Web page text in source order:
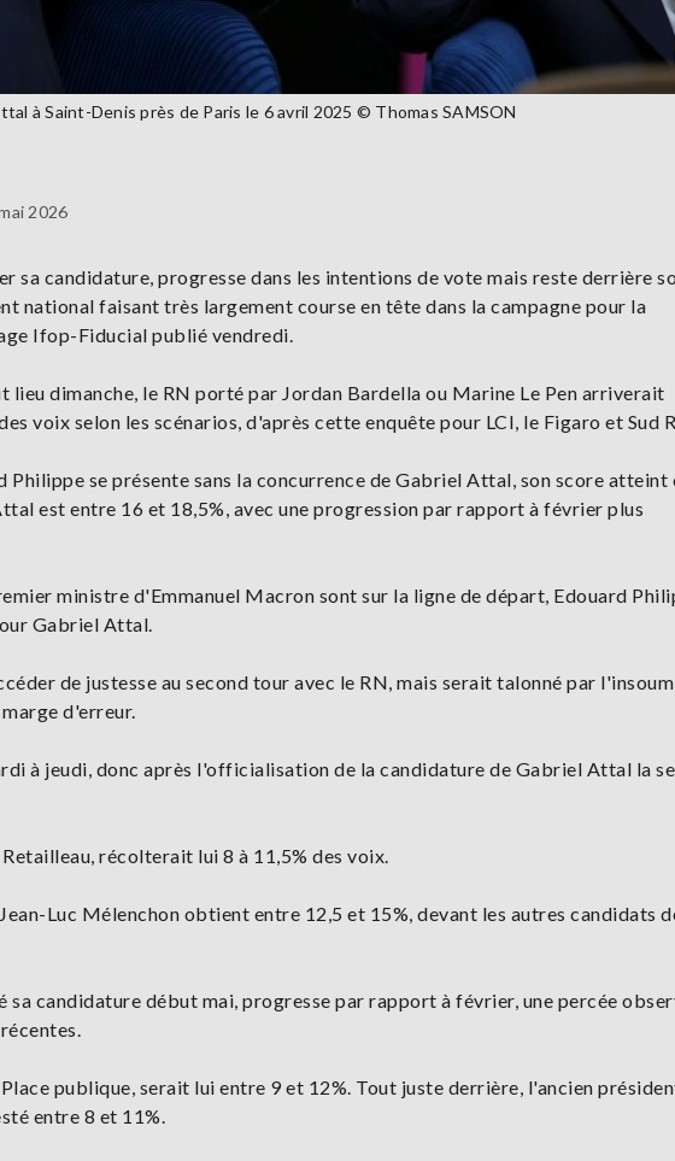
à Saint-Denis près de Paris le 6 avril 2025 © Thomas SAMSON
2026
candidature, progresse dans les intentions de vote mais reste derrière
national faisant très largement course en tête dans la campagne pour la
Ifop-Fiducial publié vendredi.
lieu dimanche, le RN porté par Jordan Bardella ou Marine Le Pen arriverait
voix selon les scénarios, d'après cette enquête pour LCI, le Figaro et Sud
Philippe se présente sans la concurrence de Gabriel Attal, son score atteint
est entre 16 et 18,5%, avec une progression par rapport à février plus
ministre d'Emmanuel Macron sont sur la ligne de départ, Edouard
Gabriel Attal.
de justesse au second tour avec le RN, mais serait talonné par
d'erreur.
à jeudi, donc après l'officialisation de la candidature de Gabriel Attal la
récolterait lui 8 à 11,5% des voix.
Luc Mélenchon obtient entre 12,5 et 15%, devant les autres candidats
sa candidature début mai, progresse par rapport à février, une percée
publique, serait lui entre 9 et 12%. Tout juste derrière, l'ancien
entre 8 et 11%.